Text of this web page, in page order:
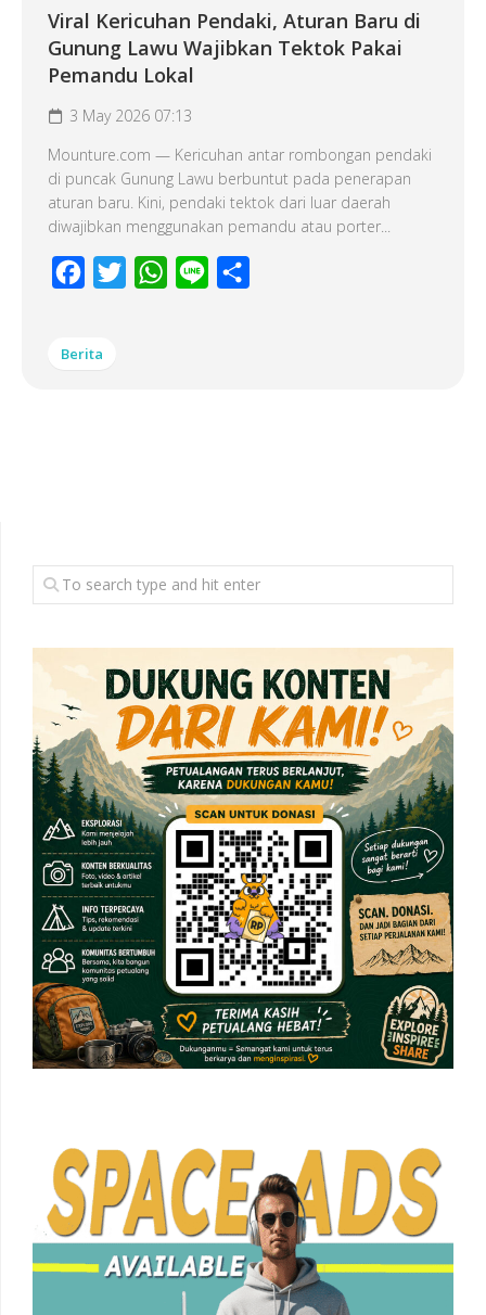
Viral Kericuhan Pendaki, Aturan Baru di
Gunung Lawu Wajibkan Tektok Pakai
Pemandu Lokal
3 May 2026 07:13
Mounture.com — Kericuhan antar rombongan pendaki
di puncak Gunung Lawu berbuntut pada penerapan
aturan baru. Kini, pendaki tektok dari luar daerah
diwajibkan menggunakan pemandu atau porter...
Facebook
Twitter WhatsApp
Line
Berita